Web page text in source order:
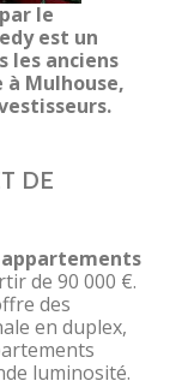
le
est un
les anciens
Mulhouse,
DE
appartements
de 90 000 €.
des
en duplex,
luminosité.